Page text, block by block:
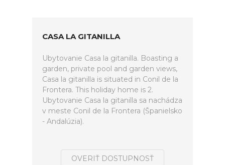
CASA LA GITANILLA
Ubytovanie Casa la gitanilla. Boasting a
garden, private pool and garden views,
Casa la gitanilla is situated in Conil de la
Frontera. This holiday home is 2.
Ubytovanie Casa la gitanilla sa nachádza
v meste Conil de la Frontera (Španielsko
- Andalúzia).
OVERIŤ DOSTUPNOSŤ